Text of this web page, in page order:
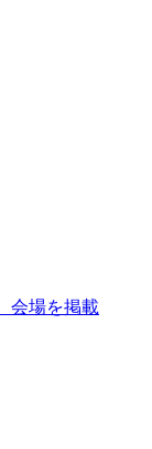
会場を掲載